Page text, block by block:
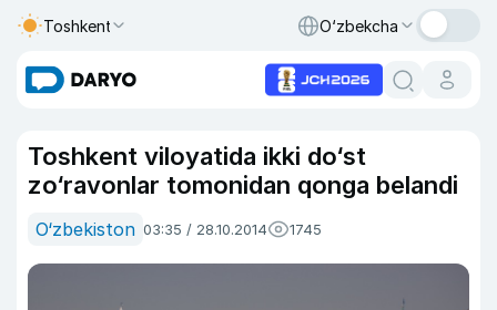
Toshkent O‘zbekcha
Toshkent viloyatida ikki do‘st
zo‘ravonlar tomonidan qonga belandi
O‘zbekiston 03:35 / 28.10.2014 1745